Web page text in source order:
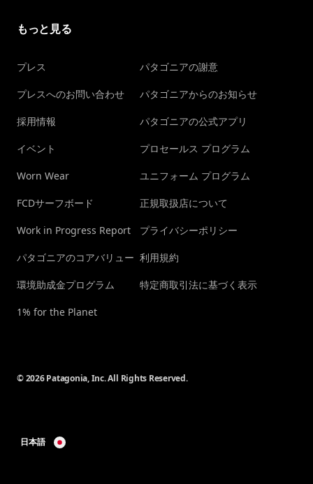
もっと見る
プレス
プレスへのお問い合わせ
採用情報
イベント
Worn Wear
FCDサーフボード
Work in Progress Report
パタゴニアのコアバリュー
環境助成金プログラム
1% for the Planet
パタゴニアの謝意
パタゴニアからのお知らせ
パタゴニアの公式アプリ
プロセールス プログラム
ユニフォーム プログラム
正規取扱店について
プライバシーポリシー
利用規約
特定商取引法に基づく表示
© 2026 Patagonia, Inc. All Rights Reserved.
日本語